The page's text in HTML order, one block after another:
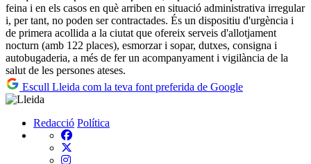
feina i en els casos en què arriben en situació administrativa irregular
i, per tant, no poden ser contractades. És un dispositiu d'urgència i
de primera acollida a la ciutat que ofereix serveis d'allotjament
nocturn (amb 122 places), esmorzar i sopar, dutxes, consigna i
autobugaderia, a més de fer un acompanyament i vigilància de la
salut de les persones ateses.
Escull Lleida com la teva font preferida de Google
Redacció Política